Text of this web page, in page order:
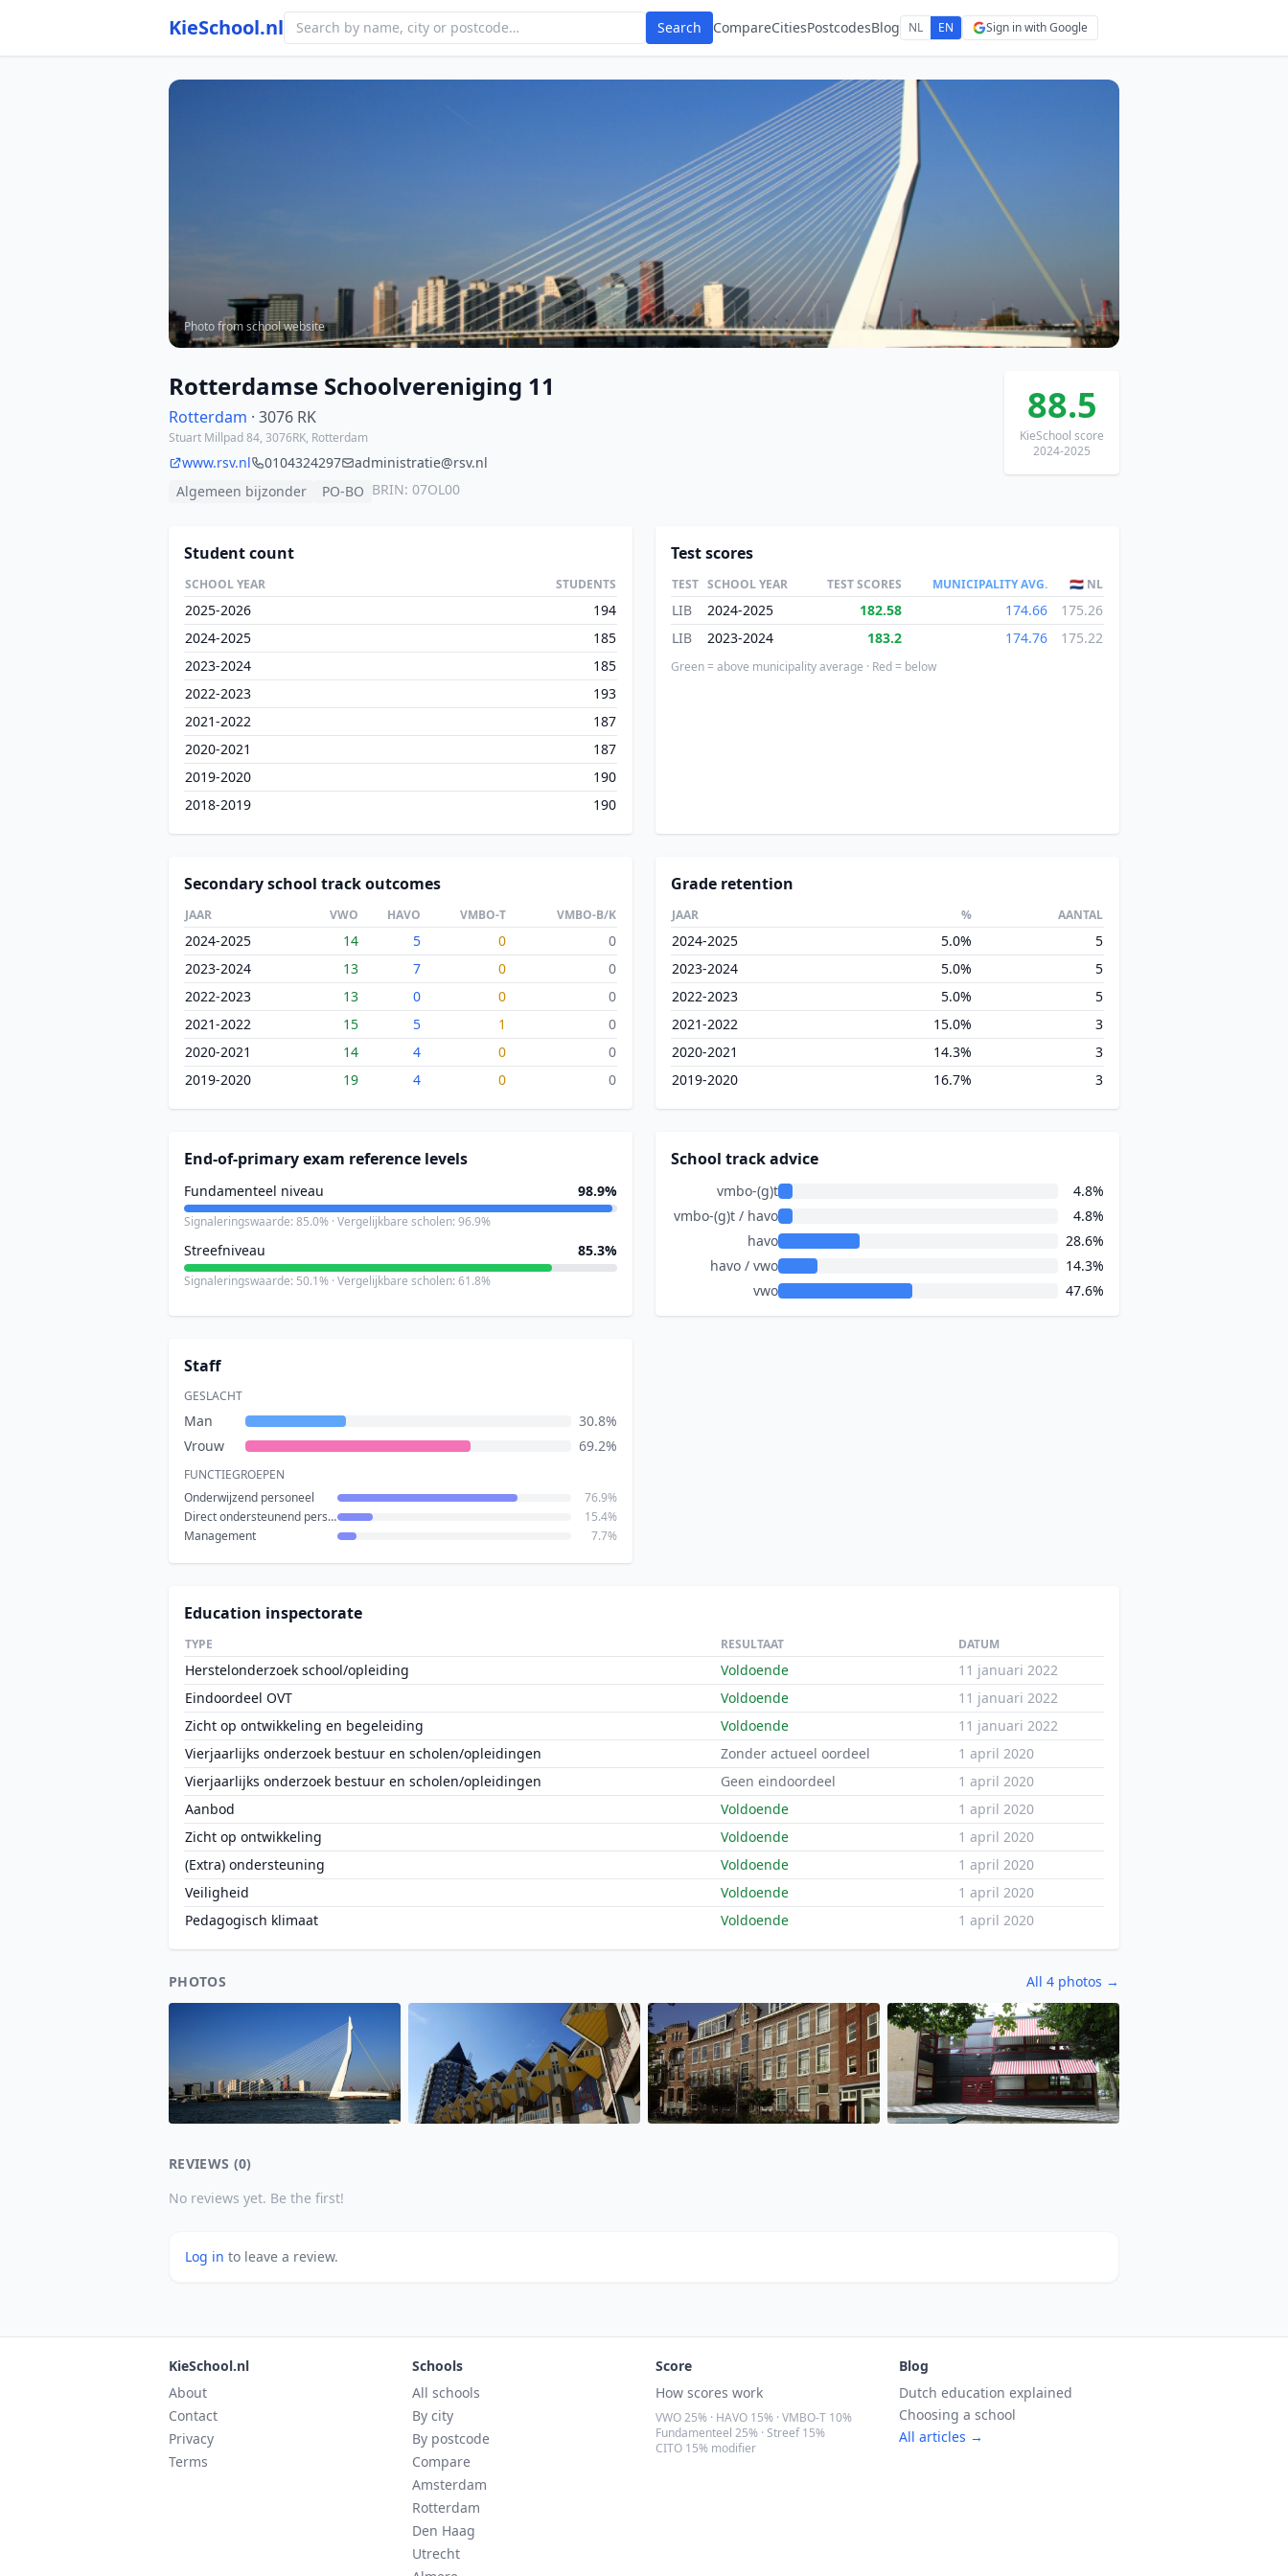
KieSchool.nl Search CompareCitiesPostcodesBlog NL EN Sign in with Google
Photo from school website
Rotterdamse Schoolvereniging 11
Rotterdam · 3076 RK
Stuart Millpad 84, 3076RK, Rotterdam
www.rsv.nl 0104324297
administratie@rsv.nl
Algemeen bijzonder
PO-BO BRIN: 07OL00
88.5
KieSchool score
2024-2025
Student count
SCHOOL YEAR STUDENTS
2025-2026
194
2024-2025
185
2023-2024
185
2022-2023
193
2021-2022
187
2020-2021
187
2019-2020
190
2018-2019
190
Test scores
TEST SCHOOL YEAR TEST SCORES MUNICIPALITY AVG. 🇳🇱 NL
LIB 2024-2025 182.58 174.66
175.26
LIB
2023-2024 183.2 174.76 175.22
Green = above municipality average · Red = below
Secondary school track outcomes
JAAR VWO HAVO VMBO-T VMBO-B/K
2024-2025 14 5 0
0
2023-2024
13 7 0
0
2022-2023
13 0 0
0
2021-2022
15 5 1
0
2020-2021
14 4 0
0
2019-2020
19 4 0 0
Grade retention
JAAR % AANTAL
2024-2025 5.0%
5
2023-2024
5.0%
5
2022-2023
5.0%
5
2021-2022
15.0%
3
2020-2021
14.3%
3
2019-2020
16.7% 3
End-of-primary exam reference levels
Fundamenteel niveau 98.9%
Signaleringswaarde: 85.0% · Vergelijkbare scholen: 96.9%
Streefniveau 85.3%
Signaleringswaarde: 50.1% · Vergelijkbare scholen: 61.8%
School track advice
vmbo-(g)t
4.8%
vmbo-(g)t / havo
4.8%
havo
28.6%
havo / vwo
14.3%
vwo
47.6%
Staff
GESLACHT
Man
30.8%
Vrouw
69.2%
FUNCTIEGROEPEN
Onderwijzend personeel
76.9%
Direct ondersteunend personeel
15.4%
Management
7.7%
Education inspectorate
TYPE RESULTAAT DATUM
Herstelonderzoek school/opleiding Voldoende
11 januari 2022
Eindoordeel OVT
Voldoende
11 januari 2022
Zicht op ontwikkeling en begeleiding
Voldoende
11 januari 2022
Vierjaarlijks onderzoek bestuur en scholen/opleidingen
Zonder actueel oordeel
1 april 2020
Vierjaarlijks onderzoek bestuur en scholen/opleidingen
Geen eindoordeel
1 april 2020
Aanbod
Voldoende
1 april 2020
Zicht op ontwikkeling
Voldoende
1 april 2020
(Extra) ondersteuning
Voldoende
1 april 2020
Veiligheid
Voldoende
1 april 2020
Pedagogisch klimaat
Voldoende 1 april 2020
PHOTOS All 4 photos →
REVIEWS (0)
No reviews yet. Be the first!
Log in to leave a review.
KieSchool.nl
About
Contact
Privacy
Terms
Schools
All schools
By city
By postcode
Compare
Amsterdam
Rotterdam
Den Haag
Utrecht
Score
How scores work
VWO 25% · HAVO 15% · VMBO-T 10%
Fundamenteel 25% · Streef 15%
CITO 15% modifier
Blog
Dutch education explained
Choosing a school
All articles →